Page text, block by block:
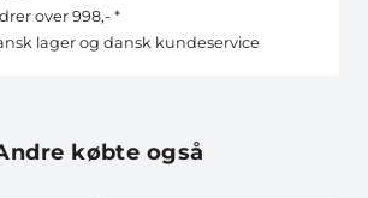
over 998,- *
lager og dansk kundeservice
købte også